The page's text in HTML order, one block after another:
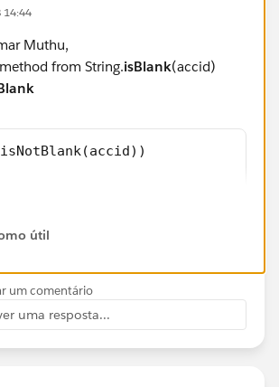
contactEmail+'\'';
=\''+ status+'\'';
CStatus+'\'';
Like\''+ Keyword+'\'';
14:44
Muthu,
from String.isBlank(accid)
AND AccountId=\''+ accid+'\'';
útil
um comentário
uma resposta...